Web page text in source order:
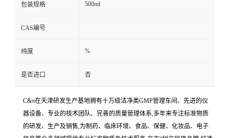
包装规格 500ml
CAS编号
纯度 %
是否进口 否
C&π在天津研发生产基地拥有十万级洁净类GMP管理车间、先进的仪
器设备、专业的技术团队、完善的质量管理体系,多年来专注标准物质
的研发、生产及销售,为制药、临床环境、食品、保健、化妆品、电子